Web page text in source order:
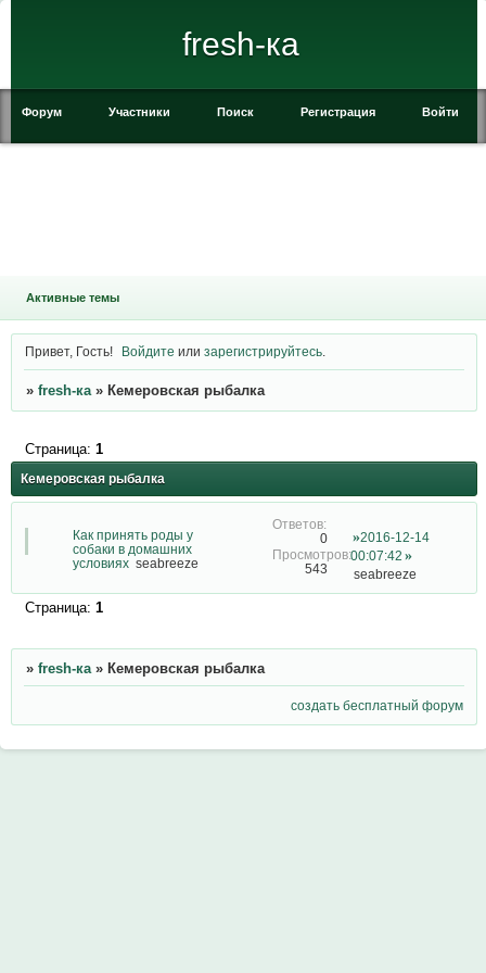
fresh-ка
Форум Участники Поиск Регистрация Войти
Активные темы
Привет, Гость! Войдите илизарегистрируйтесь
» fresh-ка » Кемеровская рыбалка
Кемеровская рыбалка
Страница: 1
Как принять роды у
собаки в домашних
условиях seabreeze
0
543
2016-12-14
00:07:42
seabreeze
Страница: 1
» fresh-ка » Кемеровская рыбалка
создать бесплатный форум